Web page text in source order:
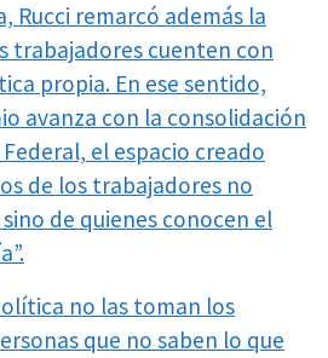
Rucci remarcó además la
trabajadores cuenten con
propia. En ese sentido,
avanza con la consolidación
el espacio creado
de los trabajadores no
de quienes conocen el
no las toman los
que no saben lo que